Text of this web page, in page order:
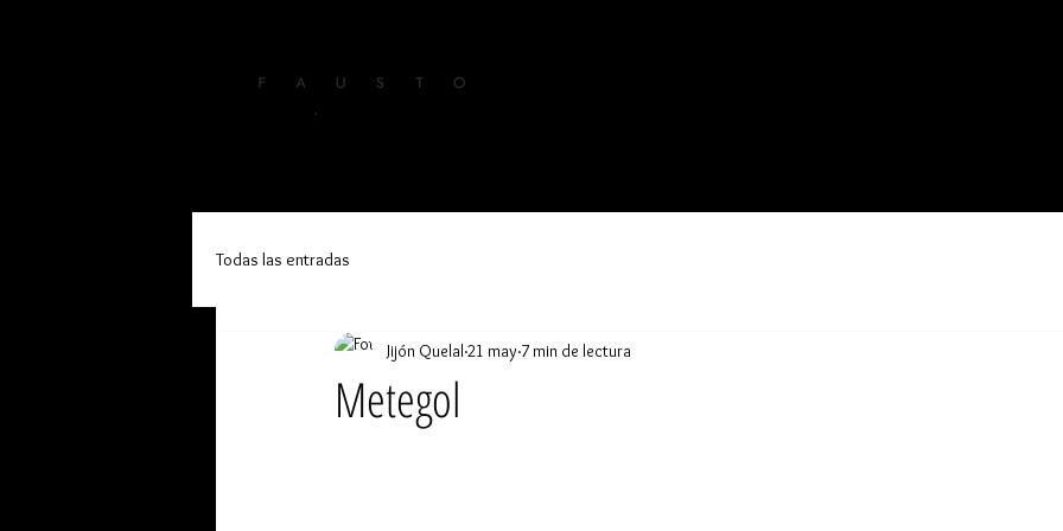
Todas las entradas
Metegol
Jijón Quelal 21 may 7 min de lectura